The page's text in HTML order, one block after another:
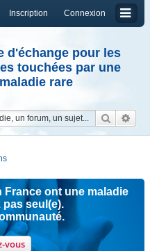
Connexion
Inscription
d'échange pour les
touchées par une
maladie rare
ont une maladie
pas seul(e).
vous